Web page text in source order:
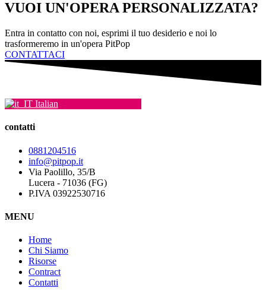
possono
scelte
nella
pagina
del
prodotto
VUOI UN'OPERA PERSONALIZZATA?
Entra in contatto con noi, esprimi il tuo desiderio e noi lo
trasformeremo in un'opera PitPop
CONTATTACI
Italian
contatti
0881204516
info@pitpop.it
Via Paolillo, 35/B
Lucera - 71036 (FG)
P.IVA 03922530716
MENU
Home
Chi Siamo
Risorse
Contract
Contatti